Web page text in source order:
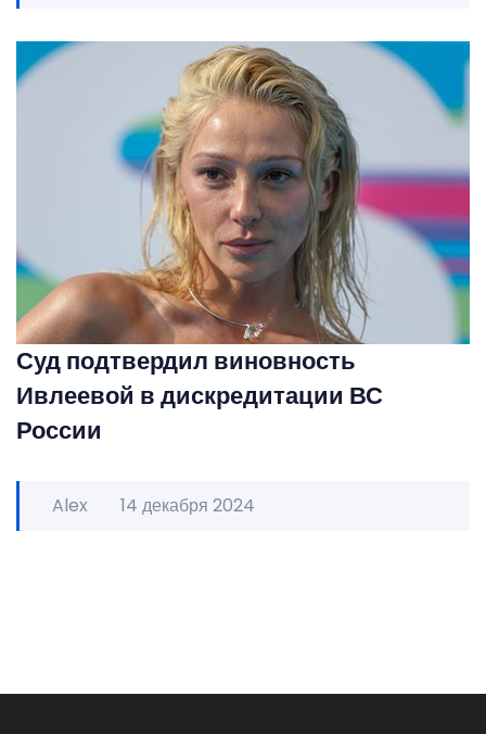
Суд подтвердил виновность
Ивлеевой в дискредитации ВС
России
Alex 14 декабря 2024